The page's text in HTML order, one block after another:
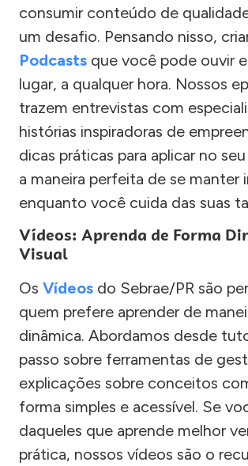
consumir conteúdo de
um desafio. Pensando nisso,
Podcasts que você pode ouvir
lugar, a qualquer hora. Nossos
trazem entrevistas com
histórias inspiradoras de
dicas práticas para aplicar no
a maneira perfeita de se manter
enquanto você cuida das suas
Vídeos: Aprenda de Forma
Visual
Os Vídeos do Sebrae/PR são
quem prefere aprender de
dinâmica. Abordamos desde
passo sobre ferramentas de
explicações sobre conceitos
forma simples e acessível. Se
daqueles que aprende melhor
prática, nossos vídeos são o